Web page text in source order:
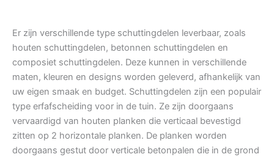
Er zijn verschillende type schuttingdelen leverbaar, zoals
houten schuttingdelen, betonnen schuttingdelen en
composiet schuttingdelen. Deze kunnen in verschillende
maten, kleuren en designs worden geleverd, afhankelijk van
uw eigen smaak en budget. Schuttingdelen zijn een populair
type erfafscheiding voor in de tuin. Ze zijn doorgaans
vervaardigd van houten planken die verticaal bevestigd
zitten op 2 horizontale planken. De planken worden
doorgaans gestut door verticale betonpalen die in de grond